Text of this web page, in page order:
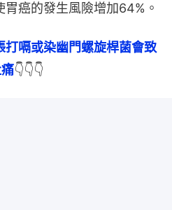
癌的發生風險增加64%。
打嗝或染幽門螺旋桿菌會致
👇👇👇